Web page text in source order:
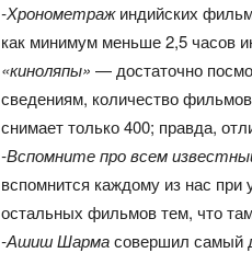
-Хронометражиндийских
как минимум меньше 2,5 часов
«киноляпы» — достаточно
сведениям, количество
снимает только 400; правда,
-Вспомните про всем
вспомнится каждому из нас при
остальных фильмов тем, что
-Ашиш Шармасовершил самый